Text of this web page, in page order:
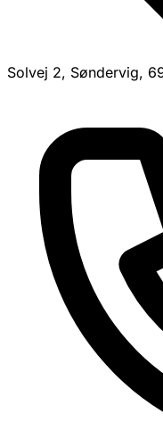
Solvej 2, Søndervig,